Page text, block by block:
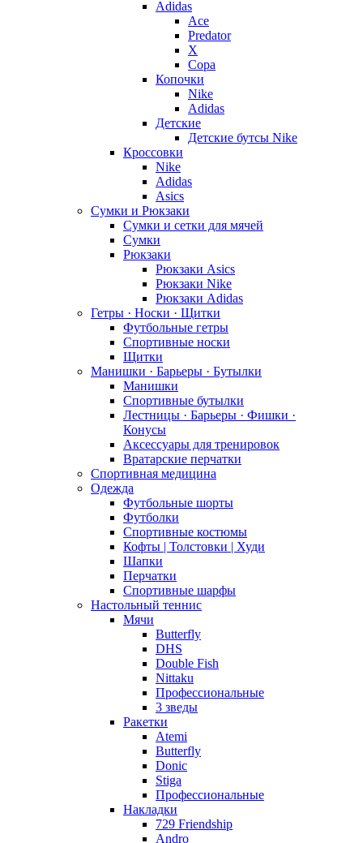
Adidas
Ace
Predator
X
Copa
Копочки
Nike
Adidas
Детские
Детские бутсы Nike
Кроссовки
Nike
Adidas
Asics
Сумки и Рюкзаки
Сумки и сетки для мячей
Сумки
Рюкзаки
Рюкзаки Asics
Рюкзаки Nike
Рюкзаки Adidas
Гетры · Носки · Щитки
Футбольные гетры
Спортивные носки
Щитки
Манишки · Барьеры · Бутылки
Манишки
Спортивные бутылки
Лестницы · Барьеры · Фишки ·
Конусы
Аксессуары для тренировок
Вратарские перчатки
Спортивная медицина
Одежда
Футбольные шорты
Футболки
Спортивные костюмы
Кофты | Толстовки | Худи
Шапки
Перчатки
Спортивные шарфы
Настольный теннис
Мячи
Butterfly
DHS
Double Fish
Nittaku
Профессиональные
3 зведы
Ракетки
Atemi
Butterfly
Donic
Stiga
Профессиональные
Накладки
729 Friendship
Andro